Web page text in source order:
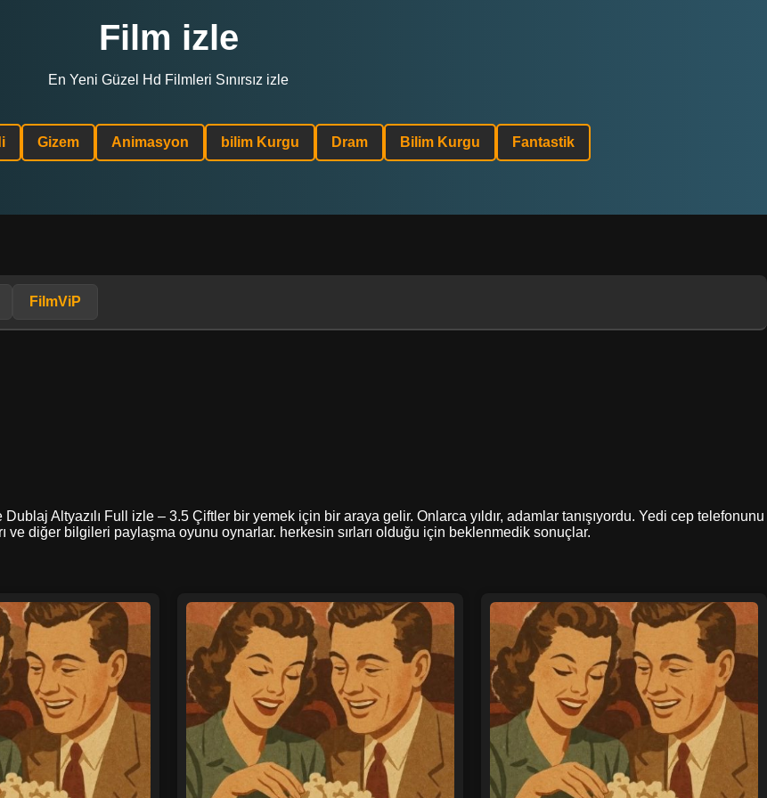
Film izle
En Yeni Güzel Hd Filmleri Sınırsız izle
Gizem Animasyon bilim Kurgu Dram Bilim Kurgu Fantastik
FilmViP
Altyazılı Full izle – 3.5 Çiftler bir yemek için bir araya gelir. Onlarca yıldır, adamlar tanışıyordu. Yedi cep telefonunu
ve diğer bilgileri paylaşma oyunu oynarlar. herkesin sırları olduğu için beklenmedik sonuçlar.